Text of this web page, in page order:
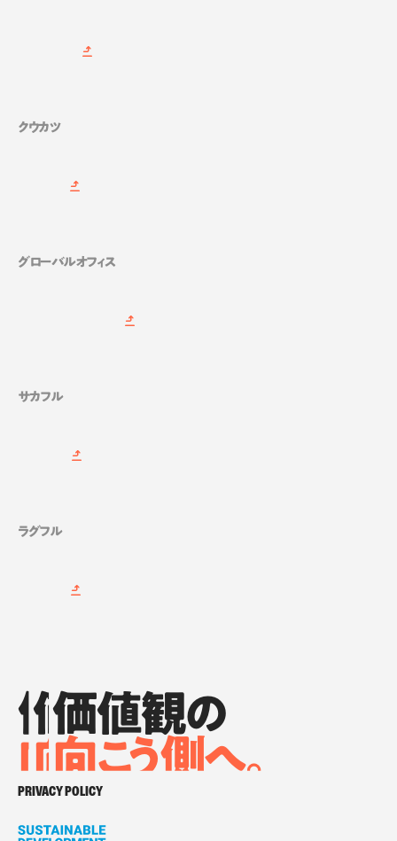
クウカツ
グローバルオフィス
サカフル
ラグフル
価値観の
向 こう側へ。
価値観の
向こう側へ。
価値観の
向こう側へ。
価値観の向こう側へ。
PRIVACY POLICY